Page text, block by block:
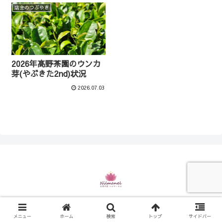
店主のつぶやき
2026年髙野茶園のウンカ
芽(やぶきた2nd)状況
2026.07.03
© 2021 お茶の店 ニルマーネル.
メニュー ホーム 検索 トップ サイドバー